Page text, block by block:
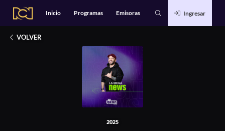
Inicio Programas Emisoras Ingresar
Catálogo
Deportes
Entretenimiento
Estilo de Vida
Música
Noticias
VOLVER
2025
De Pandora a los tribunales: guerras, demandas